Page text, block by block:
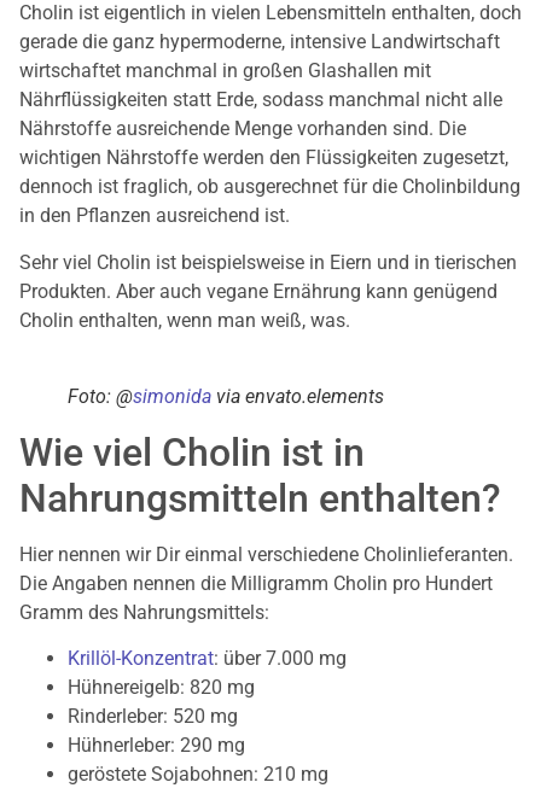
Cholin ist eigentlich in vielen Lebensmitteln enthalten, doch
gerade die ganz hypermoderne, intensive Landwirtschaft
wirtschaftet manchmal in großen Glashallen mit
Nährflüssigkeiten statt Erde, sodass manchmal nicht alle
Nährstoffe ausreichende Menge vorhanden sind. Die
wichtigen Nährstoffe werden den Flüssigkeiten zugesetzt,
dennoch ist fraglich, ob ausgerechnet für die Cholinbildung
in den Pflanzen ausreichend ist.
Sehr viel Cholin ist beispielsweise in Eiern und in tierischen
Produkten. Aber auch vegane Ernährung kann genügend
Cholin enthalten, wenn man weiß, was.
Foto: @simonida via envato.elements
Wie viel Cholin ist in
Nahrungsmitteln enthalten?
Hier nennen wir Dir einmal verschiedene Cholinlieferanten.
Die Angaben nennen die Milligramm Cholin pro Hundert
Gramm des Nahrungsmittels:
Krillöl-Konzentrat: über 7.000 mg
Hühnereigelb: 820 mg
Rinderleber: 520 mg
Hühnerleber: 290 mg
geröstete Sojabohnen: 210 mg